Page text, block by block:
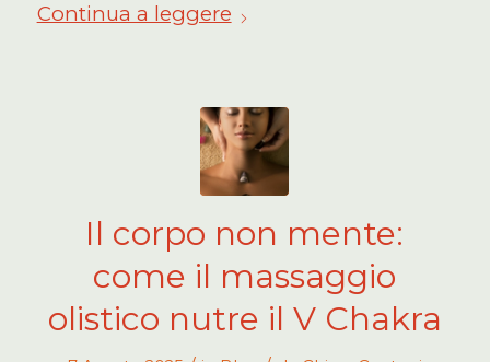
Continua a leggere
Il corpo non mente:
come il massaggio
olistico nutre il V Chakra